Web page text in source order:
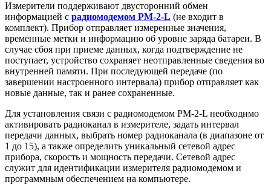
Измерители поддерживают двусторонний обмен
информацией с радиомодемом РМ-2-L (не входит в
комплект). Прибор отправляет измеренные значения,
временные метки и информацию об уровне заряда батареи. В
случае сбоя при приеме данных, когда подтверждение не
поступает, устройство сохраняет неотправленные сведения во
внутренней памяти. При последующей передаче (по
завершении настроенного интервала) прибор отправляет как
новые данные, так и ранее сохраненные.
Для установления связи с радиомодемом РМ-2-L необходимо
активировать радиоканал в измерителе, задать интервал
передачи данных, выбрать номер радиоканала (в диапазоне от
1 до 15), а также определить уникальный сетевой адрес
прибора, скорость и мощность передачи. Сетевой адрес
служит для идентификации измерителя радиомодемом и
программным обеспечением на компьютере.